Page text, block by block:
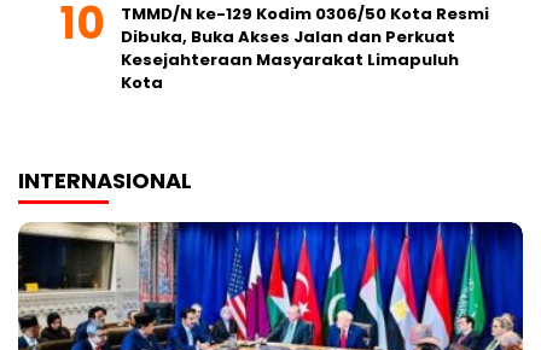
TMMD/N ke-129 Kodim 0306/50 Kota Resmi
Dibuka, Buka Akses Jalan dan Perkuat
Kesejahteraan Masyarakat Limapuluh
Kota
INTERNASIONAL